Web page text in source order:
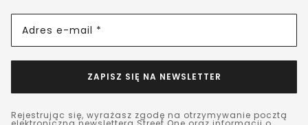
Adres e-mail *
ZAPISZ SIĘ NA NEWSLETTER
Rejestrując się, wyrażasz zgodę na otrzymywanie pocztą